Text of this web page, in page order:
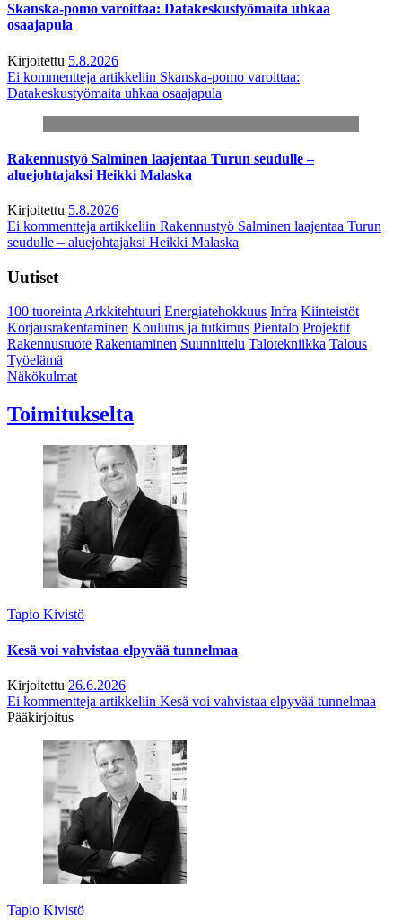
Skanska-pomo varoittaa: Datakeskustyömaita uhkaa
osaajapula
Kirjoitettu 5.8.2026
Ei kommentteja artikkeliin Skanska-pomo varoittaa:
Datakeskustyömaita uhkaa osaajapula
Rakennustyö Salminen laajentaa Turun seudulle –
aluejohtajaksi Heikki Malaska
Kirjoitettu 5.8.2026
Ei kommentteja artikkeliin Rakennustyö Salminen laajentaa Turun
seudulle – aluejohtajaksi Heikki Malaska
Uutiset
100 tuoreintaArkkitehtuuri Energiatehokkuus Infra Kiinteistöt
Korjausrakentaminen Koulutus ja tutkimus Pientalo Projektit
Rakennustuote Rakentaminen Suunnittelu Talotekniikka Talous
Työelämä
Näkökulmat
Toimitukselta
Tapio Kivistö
Kesä voi vahvistaa elpyvää tunnelmaa
Kirjoitettu 26.6.2026
Ei kommentteja artikkeliin Kesä voi vahvistaa elpyvää tunnelmaa
Pääkirjoitus
Tapio Kivistö